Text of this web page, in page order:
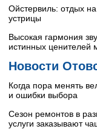
Ойстервиль: отдых
устрицы
Высокая гармония
истинных ценителей
Новости
Когда пора менять
и ошибки выбора
Сезон ремонтов в
услуги заказывают